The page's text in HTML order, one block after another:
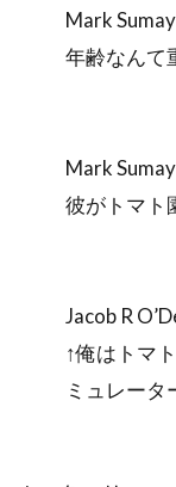
Mark
年齢なんて
Mark
彼がトマト
Jacob R
↑俺はトマ
ミュレータ